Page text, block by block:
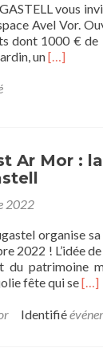
vous
Avel Vor.
dont 1000 € de
unEn
L’école
[…]
Ar Mor :
2022
organise
2022 ! L’idée
patrimoine
fête qui seEn
plus
[…]
Identifié